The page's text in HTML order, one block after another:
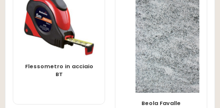
LEGGI TUTTO
Flessometro in acciaio
BT
LEGGI TUTTO
Beola Favalle